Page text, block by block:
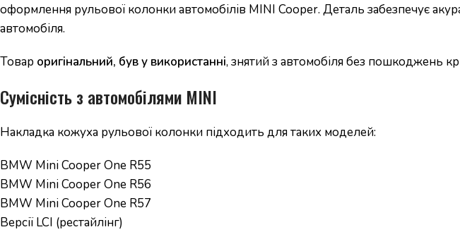
оформлення рульової колонки автомобілів MINI Cooper. Деталь забезпечує
автомобіля.
Товар оригінальний, був у використанні, знятий з автомобіля без пошкоджень
Сумісність з автомобілями MINI
Накладка кожуха рульової колонки підходить для таких моделей:
BMW Mini Cooper One R55
BMW Mini Cooper One R56
BMW Mini Cooper One R57
Версії LCI (рестайлінг)